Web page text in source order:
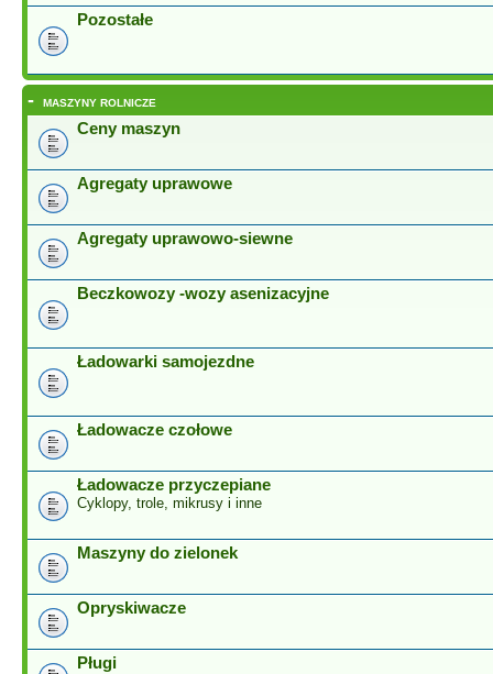
Pozostałe
- MASZYNY ROLNICZE
Ceny maszyn
Agregaty uprawowe
Agregaty uprawowo-siewne
Beczkowozy -wozy asenizacyjne
Ładowarki samojezdne
Ładowacze czołowe
Ładowacze przyczepiane
Cyklopy, trole, mikrusy i inne
Maszyny do zielonek
Opryskiwacze
Pługi